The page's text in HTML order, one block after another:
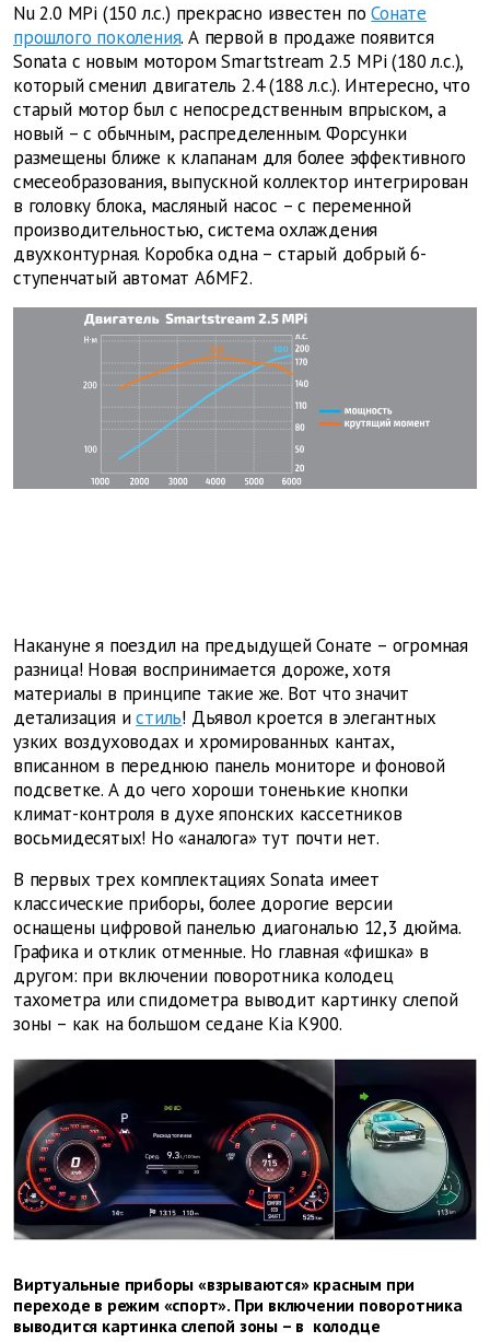
Nu 2.0 MPi (150 л.с.) прекрасно известен по Сонате
прошлого поколения. А первой в продаже появится
Sonata с новым мотором Smartstream 2.5 MPi (180 л.с.),
который сменил двигатель 2.4 (188 л.с.). Интересно, что
старый мотор был c непосредственным впрыском, а
новый – с обычным, распределенным. Форсунки
размещены ближе к клапанам для более эффективного
смесеобразования, выпускной коллектор интегрирован
в головку блока, масляный насос – с переменной
производительностью, система охлаждения
двухконтурная. Коробка одна – старый добрый 6-
ступенчатый автомат A6MF2.
Накануне я поездил на предыдущей Сонате – огромная
разница! Новая воспринимается дороже, хотя
материалы в принципе такие же. Вот что значит
детализация и стиль! Дьявол кроется в элегантных
узких воздуховодах и хромированных кантах,
вписанном в переднюю панель мониторе и фоновой
подсветке. А до чего хороши тоненькие кнопки
климат-контроля в духе японских кассетников
восьмидесятых! Но «аналога» тут почти нет.
В первых трех комплектациях Sonata имеет
классические приборы, более дорогие версии
оснащены цифровой панелью диагональю 12,3 дюйма.
Графика и отклик отменные. Но главная «фишка» в
другом: при включении поворотника колодец
тахометра или спидометра выводит картинку слепой
зоны – как на большом седане Kia K900.
Виртуальные приборы «взрываются» красным при
переходе в режим «спорт». При включении поворотника
выводится картинка слепой зоны – в колодце